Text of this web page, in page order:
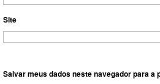
Site
Salvar meus dados neste navegador para a